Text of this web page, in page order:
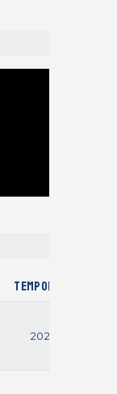
Temporada
2025